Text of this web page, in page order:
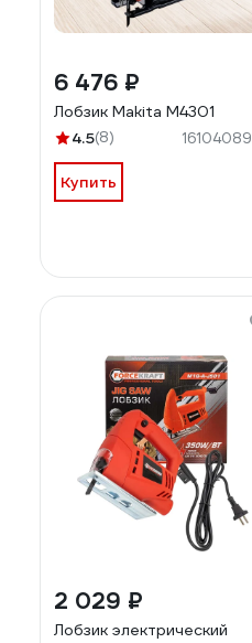
6 476 ₽
Лобзик Makita M4301
4.5(8) 16104089
Купить
2 029 ₽
Лобзик электрический